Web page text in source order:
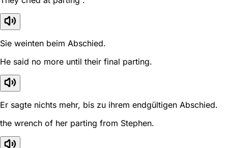
Sie weinten beim Abschied.
He said no more until their final parting.
Er sagte nichts mehr, bis zu ihrem endgültigen Abschied.
the wrench of her parting from Stephen.